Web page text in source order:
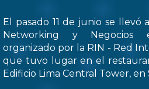
El pasado 11 de junio se llevó
Networking y Negocios
organizado por la RIN - Red
que tuvo lugar en el
Edificio Lima Central Tower, en